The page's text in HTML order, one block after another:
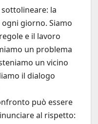
sottolineare: la
giorno. Siamo
e il lavoro
un problema
un vicino
il dialogo
può essere
al rispetto: